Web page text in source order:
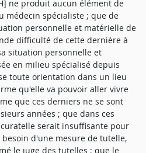
ne produit aucun élément de
médecin spécialiste ; que de
personnelle et matérielle de
difficulté de cette dernière à
situation personnelle et
en milieu spécialisé depuis
toute orientation dans un lieu
qu'elle va pouvoir aller vivre
que ces derniers ne se sont
années ; que dans ces
serait insuffisante pour
d'une mesure de tutelle,
le juge des tutelles ; que le